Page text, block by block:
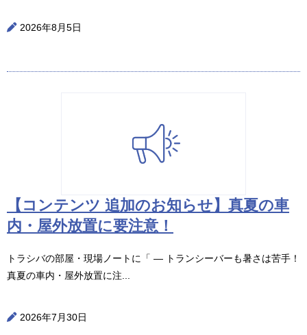
2026年8月5日
【コンテンツ 追加のお知らせ】真夏の車
内・屋外放置に要注意！
トラシバの部屋・現場ノートに「 ― トランシーバーも暑さは苦手！
真夏の車内・屋外放置に注...
2026年7月30日